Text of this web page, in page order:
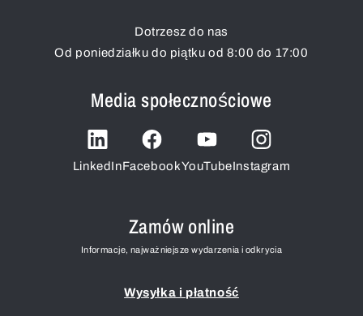
Dotrzesz do nas
Od poniedziałku do piątku od 8:00 do 17:00
Media społecznościowe
LinkedInFacebookYouTubeInstagram
Zamów online
Informacje, najważniejsze wydarzenia i odkrycia
Wysyłka i płatność